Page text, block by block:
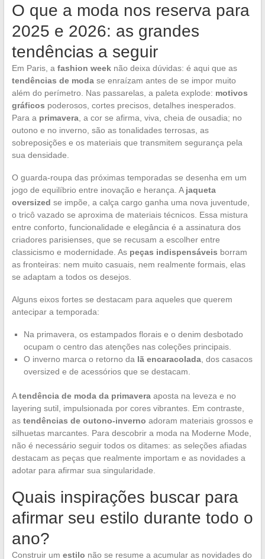
O que a moda nos reserva para
2025 e 2026: as grandes
tendências a seguir
Em Paris, a fashion weeknão deixa dúvidas: é aqui que as
tendências de modase enraízam antes de se impor muito
além do perímetro. Nas passarelas, a paleta explode: motivos
gráficos poderosos, cortes precisos, detalhes inesperados.
Para a primavera, a cor se afirma, viva, cheia de ousadia; no
outono e no inverno, são as tonalidades terrosas, as
sobreposições e os materiais que transmitem segurança pela
sua densidade.
O guarda-roupa das próximas temporadas se desenha em um
jogo de equilíbrio entre inovação e herança. A jaqueta
oversized se impõe, a calça cargo ganha uma nova juventude,
o tricô vazado se aproxima de materiais técnicos. Essa mistura
entre conforto, funcionalidade e elegância é a assinatura dos
criadores parisienses, que se recusam a escolher entre
classicismo e modernidade. As peças indispensáveis borram
as fronteiras: nem muito casuais, nem realmente formais, elas
se adaptam a todos os desejos.
Alguns eixos fortes se destacam para aqueles que querem
antecipar a temporada:
Na primavera, os estampados florais e o denim desbotado
ocupam o centro das atenções nas coleções principais.
O inverno marca o retorno da lã encaracolada, dos casacos
oversized e de acessórios que se destacam.
Atendência de moda da primaveraaposta na leveza e no
layering sutil, impulsionada por cores vibrantes. Em contraste,
as tendências de outono-inverno adoram materiais grossos e
silhuetas marcantes. Para descobrir a moda na Moderne Mode,
não é necessário seguir todos os ditames: as seleções afiadas
destacam as peças que realmente importam e as novidades a
adotar para afirmar sua singularidade.
Quais inspirações buscar para
afirmar seu estilo durante todo o
ano?
Construir um estilo não se resume a acumular as novidades do